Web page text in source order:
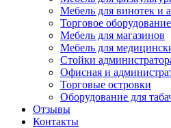
Мебель для винотек и
Торговое
Мебель для магазинов
Мебель для
Стойки
Офисная и
Торговые островки
Оборудование для
Отзывы
Контакты